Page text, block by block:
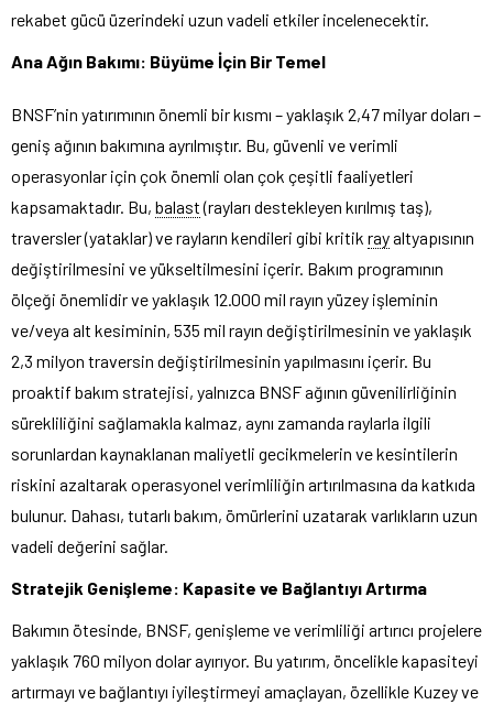
rekabet gücü üzerindeki uzun vadeli etkiler incelenecektir.
Ana Ağın Bakımı: Büyüme İçin Bir Temel
BNSF’nin yatırımının önemli bir kısmı – yaklaşık 2,47 milyar doları –
geniş ağının bakımına ayrılmıştır. Bu, güvenli ve verimli
operasyonlar için çok önemli olan çok çeşitli faaliyetleri
kapsamaktadır. Bu, balast(rayları destekleyen kırılmış taş),
traversler (yataklar) ve rayların kendileri gibi kritik rayaltyapısının
değiştirilmesini ve yükseltilmesini içerir. Bakım programının
ölçeği önemlidir ve yaklaşık 12.000 mil rayın yüzey işleminin
ve/veya alt kesiminin, 535 mil rayın değiştirilmesinin ve yaklaşık
2,3 milyon traversin değiştirilmesinin yapılmasını içerir. Bu
proaktif bakım stratejisi, yalnızca BNSF ağının güvenilirliğinin
sürekliliğini sağlamakla kalmaz, aynı zamanda raylarla ilgili
sorunlardan kaynaklanan maliyetli gecikmelerin ve kesintilerin
riskini azaltarak operasyonel verimliliğin artırılmasına da katkıda
bulunur. Dahası, tutarlı bakım, ömürlerini uzatarak varlıkların uzun
vadeli değerini sağlar.
Stratejik Genişleme: Kapasite ve Bağlantıyı Artırma
Bakımın ötesinde, BNSF, genişleme ve verimliliği artırıcı projelere
yaklaşık 760 milyon dolar ayırıyor. Bu yatırım, öncelikle kapasiteyi
artırmayı ve bağlantıyı iyileştirmeyi amaçlayan, özellikle Kuzey ve